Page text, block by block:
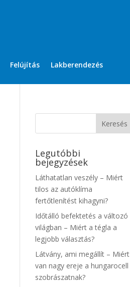
Felújítás Lakberendezés
Legutóbbi
bejegyzések
Láthatatlan veszély – Miért
tilos az autóklíma
fertőtlenítést kihagyni?
Időtálló befektetés a változó
világban – Miért a tégla a
legjobb választás?
Látvány, ami megállít – Miért
van nagy ereje a hungarocell
szobrászatnak?